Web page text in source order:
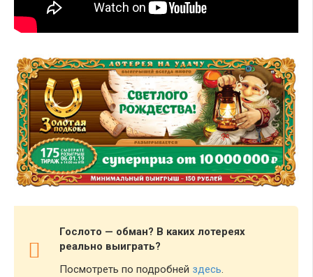
Гослото — обман? В каких лотереях
реально выиграть?
Посмотреть по подробней здесь